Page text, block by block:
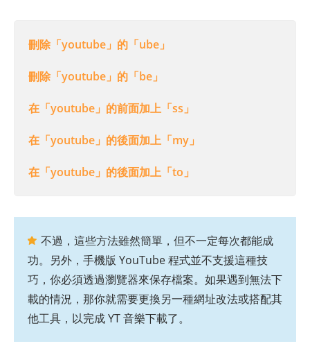
刪除「youtube」的「ube」
刪除「youtube」的「be」
在「youtube」的前面加上「ss」
在「youtube」的後面加上「my」
在「youtube」的後面加上「to」
不過，這些方法雖然簡單，但不一定每次都能成
功。另外，手機版 YouTube 程式並不支援這種技
巧，你必須透過瀏覽器來保存檔案。如果遇到無法下
載的情況，那你就需要更換另一種網址改法或搭配其
他工具，以完成 YT 音樂下載了。